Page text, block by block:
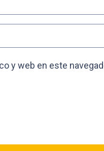
y web en este